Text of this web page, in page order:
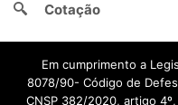
Cotação
Em cumprimento a
8078/90- Código de
CNSP 382/2020, artigo 4º,